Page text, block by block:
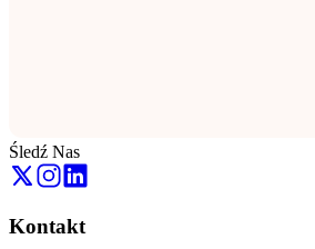
Śledź Nas
Kontakt